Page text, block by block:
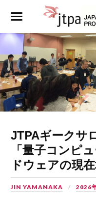
JTPAギークサ
「量子コンピ
ドウェアの現
JIN YAMANAKA 2026